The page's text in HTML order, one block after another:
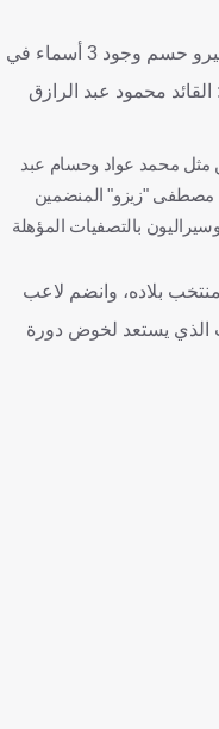
وعلم كووورة من مصادره الخاصة أن بيسيرو حسم وجود 3 أسماء في
محمود عبد الرازق
مثل محمد عواد وحسام عبد
مصطفى "زيزو" المنضمين
بالتصفيات المؤهلة
بلاده، وانضم لاعب
الذي يستعد لخوض دورة